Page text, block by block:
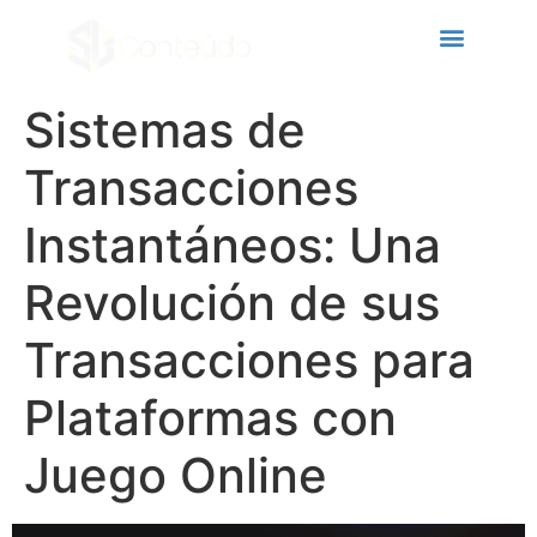
paketleri
panel
panel
panel
panel
Sistemas de
Transacciones
Instantáneos: Una
Revolución de sus
Transacciones para
Plataformas con
Juego Online